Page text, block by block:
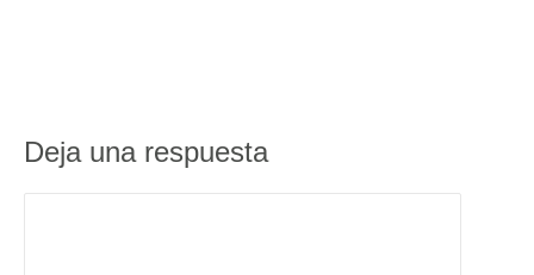
Deja una respuesta